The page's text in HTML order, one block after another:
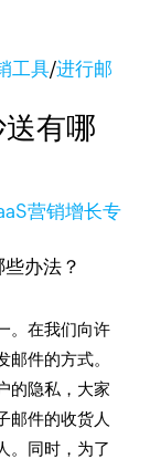
工具/进行邮
有哪
营销增长专
。在我们向许
件的方式。
的隐私，大家
邮件的收货人
。同时，为了